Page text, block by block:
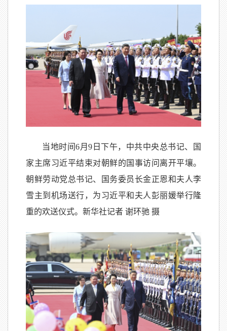
当地时间6月9日下午，中共中央总书记、国
家主席习近平结束对朝鲜的国事访问离开平壤。
朝鲜劳动党总书记、国务委员长金正恩和夫人李
雪主到机场送行，为习近平和夫人彭丽媛举行隆
重的欢送仪式。新华社记者 谢环驰 摄